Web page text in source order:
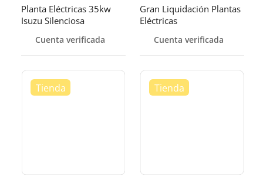
Planta Eléctricas 35kw
Isuzu Silenciosa
Cuenta verificada
Gran Liquidación Plantas
Eléctricas
Cuenta verificada